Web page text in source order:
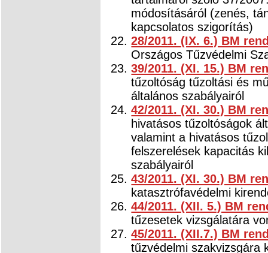
módosításáról (zenés,
kapcsolatos szigorítás)
28/2011. (IX. 6.) BM
Országos Tűzvédelmi
39/2011. (XI. 15.) BM
tűzoltóság tűzoltási és
általános szabályairól
42/2011. (XI. 30.) BM
hivatásos tűzoltóságok
valamint a hivatásos
felszerelések kapacitás
szabályairól
43/2011. (XI. 30.) BM
katasztrófavédelmi
44/2011. (XII. 5.) BM
tűzesetek vizsgálatára
45/2011. (XII.7.) BM
tűzvédelmi szakvizsgára